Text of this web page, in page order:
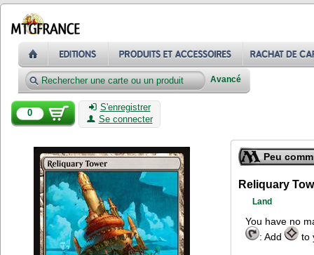
Avancé
0
S'enregistrer
Se connecter
Peu
Reliquary
Land
You have no
: Add
to